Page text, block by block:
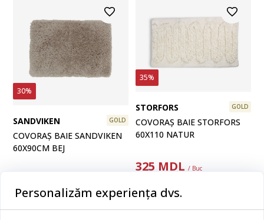
30%
SANDVIKEN GOLD
COVORAȘ BAIE SANDVIKEN
60X90CM BEJ
499 MDL/ Buc
35%
STORFORS GOLD
COVORAȘ BAIE STORFORS
60X110 NATUR
325 MDL / Buc
Livrare
Disponibil în magazin
Personalizăm experiența dvs.